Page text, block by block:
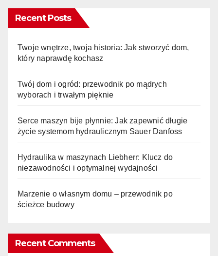
Recent Posts
Twoje wnętrze, twoja historia: Jak stworzyć dom,
który naprawdę kochasz
Twój dom i ogród: przewodnik po mądrych
wyborach i trwałym pięknie
Serce maszyn bije płynnie: Jak zapewnić długie
życie systemom hydraulicznym Sauer Danfoss
Hydraulika w maszynach Liebherr: Klucz do
niezawodności i optymalnej wydajności
Marzenie o własnym domu – przewodnik po
ścieżce budowy
Recent Comments